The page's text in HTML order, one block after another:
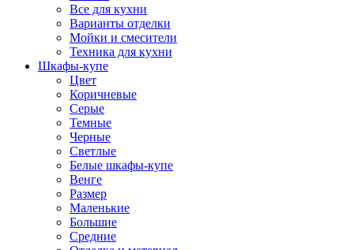
Все для кухни
Варианты отделки
Мойки и смесители
Техника для кухни
Шкафы-купе
Цвет
Коричневые
Серые
Темные
Черные
Светлые
Белые шкафы-купе
Венге
Размер
Маленькие
Большие
Средние